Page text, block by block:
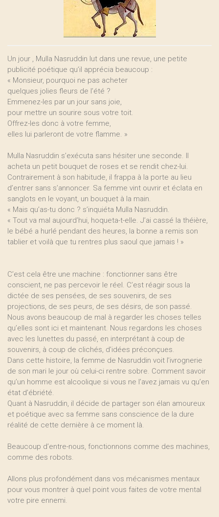
Un jour , Mulla Nasruddin lut dans une revue, une petite
publicité poétique qu’il apprécia beaucoup :
« Monsieur, pourquoi ne pas acheter
quelques jolies fleurs de l’été ?
Emmenez-les par un jour sans joie,
pour mettre un sourire sous votre toit.
Offrez-les donc à votre femme,
elles lui parleront de votre flamme. »
Mulla Nasruddin s’exécuta sans hésiter une seconde. Il
acheta un petit bouquet de roses et se rendit chez-lui.
Contrairement à son habitude, il frappa à la porte au lieu
d’entrer sans s’annoncer. Sa femme vint ouvrir et éclata en
sanglots en le voyant, un bouquet à la main.
« Mais qu’as-tu donc ? s’inquiéta Mulla Nasruddin.
« Tout va mal aujourd’hui, hoqueta-t-elle. J’ai cassé la théière,
le bébé a hurlé pendant des heures, la bonne a remis son
tablier et voilà que tu rentres plus saoul que jamais ! »
C’est cela être une machine : fonctionner sans être
conscient, ne pas percevoir le réel. C’est réagir sous la
dictée de ses pensées, de ses souvenirs, de ses
projections, de ses peurs, de ses désirs, de son passé.
Nous avons beaucoup de mal à regarder les choses telles
qu’elles sont ici et maintenant. Nous regardons les choses
avec les lunettes du passé, en interprétant à coup de
souvenirs, à coup de clichés, d’idées préconçues.
Dans cette histoire, la femme de Nasruddin voit l’ivrognerie
de son mari le jour où celui-ci rentre sobre. Comment savoir
qu’un homme est alcoolique si vous ne l’avez jamais vu qu’en
état d’ébriété.
Quant à Nasruddin, il décide de partager son élan amoureux
et poétique avec sa femme sans conscience de la dure
réalité de cette dernière à ce moment là.
Beaucoup d’entre-nous, fonctionnons comme des machines,
comme des robots.
Allons plus profondément dans vos mécanismes mentaux
pour vous montrer à quel point vous faites de votre mental
votre pire ennemi.